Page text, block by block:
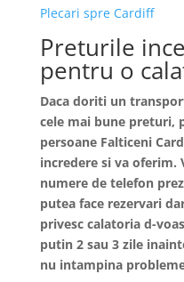
Plecari spre Cardiff
Preturile
pentru o
Daca doriti un
cele mai bune preturi,
persoane Falticeni
incredere si va oferim.
numere de telefon
putea face rezervari
privesc calatoria d-
putin 2 sau 3 zile
nu intampina